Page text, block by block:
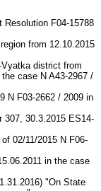
Resolution F04-15788
from 12.10.2015
district from
case N A43-2967 /
N F03-2662 / 2009 in
307, 30.3.2015 ES14-
02/11/2015 N F06-
in the case
"On State